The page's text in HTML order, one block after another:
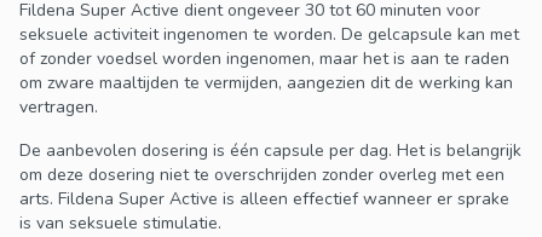
Fildena Super Active dient ongeveer 30 tot 60 minuten voor
seksuele activiteit ingenomen te worden. De gelcapsule kan met
of zonder voedsel worden ingenomen, maar het is aan te raden
om zware maaltijden te vermijden, aangezien dit de werking kan
vertragen.
De aanbevolen dosering is één capsule per dag. Het is belangrijk
om deze dosering niet te overschrijden zonder overleg met een
arts. Fildena Super Active is alleen effectief wanneer er sprake
is van seksuele stimulatie.